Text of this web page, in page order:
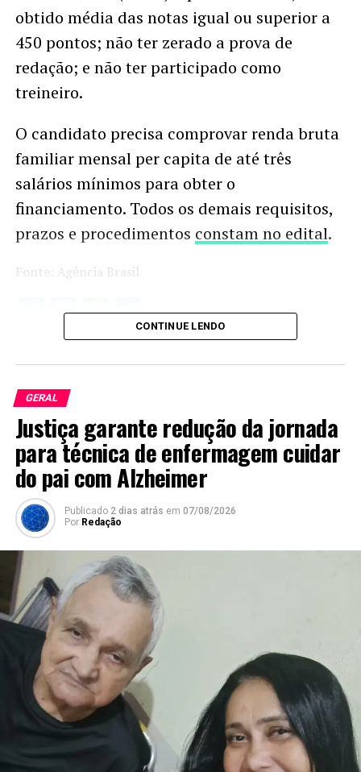
obtido média das notas igual ou superior a
450 pontos; não ter zerado a prova de
redação; e não ter participado como
treineiro.
O candidato precisa comprovar renda bruta
familiar mensal per capita de até três
salários mínimos para obter o
financiamento. Todos os demais requisitos,
prazos e procedimentos constam no edital.
Fonte: Agência Brasil
Twitter
Facebook
WhatsApp
Share
CONTINUE LENDO
GERAL
Justiça garante redução da jornada
para técnica de enfermagem cuidar
do pai com Alzheimer
Publicado 2 dias atrás em 07/08/2026
Por Redação